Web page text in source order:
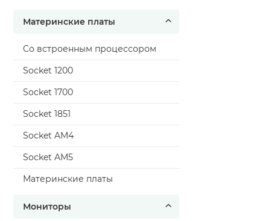
Материнские платы
Cо встроенным процессором
Socket 1200
Socket 1700
Socket 1851
Socket AM4
Socket AM5
Материнские платы
Мониторы